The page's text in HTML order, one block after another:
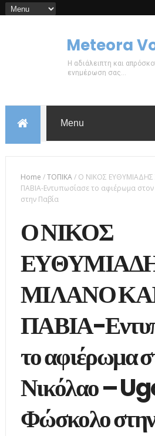
Meteora
Η αδιάλειπτη και
ενημέρωση σας...
Home /ΤΟΠΙΚΑ/ Ο ΝΙΚΟΣ
ΠΑΒΙΑ-Εντυπωσίασε το αφιέρωμα
στην Παβία
Ο ΝΙΚΟΣ
ΜΙΛΑΝΟ
ΠΑΒΙΑ-
το αφιέρωμα
Νικόλαο –
Φώσκολο